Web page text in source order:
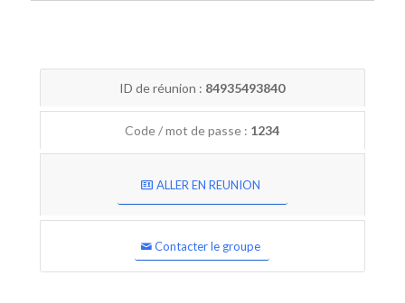
ID de réunion : 84935493840
Code / mot de passe : 1234
ALLER EN REUNION
Contacter le groupe